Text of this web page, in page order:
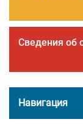
Сведения об
Навигация